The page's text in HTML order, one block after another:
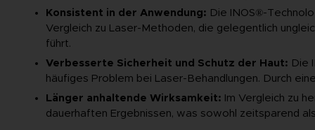
Konsistent in der Anwendung: Die INOS®-
Vergleich zu Laser-Methoden, die gelegentlich
führt.
Verbesserte Sicherheit und Schutz der Haut: Die
häufiges Problem bei Laser-Behandlungen. Durch
Länger anhaltende Wirksamkeit: Im Vergleich zu
dauerhaften Ergebnissen, was sowohl zeitsparend